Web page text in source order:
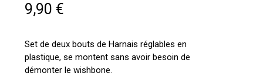
9,90 €
Set de deux bouts de Harnais réglables en
plastique, se montent sans avoir besoin de
démonter le wishbone.